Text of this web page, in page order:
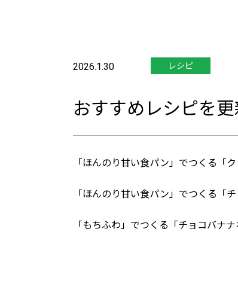
2026.1.30 レシピ
おすすめレシピを
「ほんのり甘い食パン」でつくる「
「ほんのり甘い食パン」でつくる「
「もちふわ」でつくる「チョコバナ